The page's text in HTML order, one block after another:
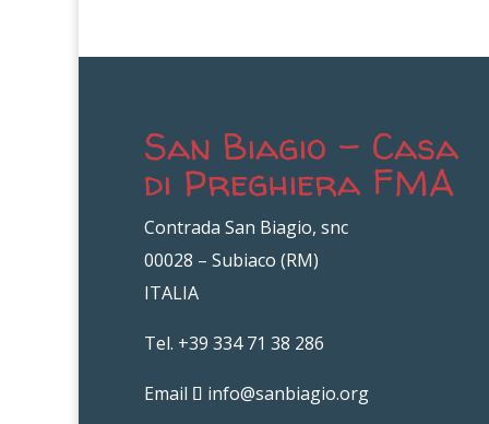
San Biagio – Casa
di Preghiera FMA
Contrada San Biagio, snc
00028 – Subiaco (RM)
ITALIA
Tel. +39 334 71 38 286
Email info@sanbiagio.org